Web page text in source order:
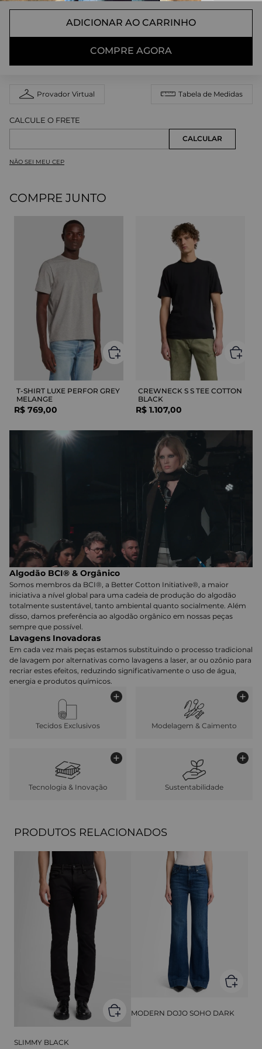
ADICIONAR AO CARRINHO
COMPRE AGORA
Provador Virtual Tabela de Medidas
NÃO SEI MEU CEP
COMPRE JUNTO
T-SHIRT LUXE PERFOR GREY
MELANGE
R$ 769,00
CREWNECK S S TEE COTTON
BLACK
R$ 1.107,00
Algodão BCI® & Orgânico
Somos membros da BCI®, a Better Cotton Initiative®, a maior
iniciativa a nível global para uma cadeia de produção do algodão
totalmente sustentável, tanto ambiental quanto socialmente. Além
disso, damos preferência ao algodão orgânico em nossas peças
sempre que possível.
Lavagens Inovadoras
Em cada vez mais peças estamos substituindo o processo tradicional
de lavagem por alternativas como lavagens a laser, ar ou ozônio para
recriar estes efeitos, reduzindo significativamente o uso de água,
energia e produtos químicos.
Tecidos Exclusivos Modelagem & Caimento
Tecnologia & Inovação Sustentabilidade
PRODUTOS RELACIONADOS
SLIMMY BLACK
MODERN DOJO SOHO DARK